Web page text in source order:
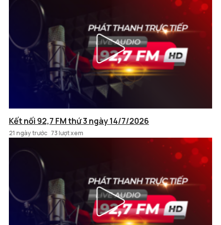
Kết nối 92,7 FM thứ 3 ngày 14/7/2026
21 ngày trước 73 lượt xem